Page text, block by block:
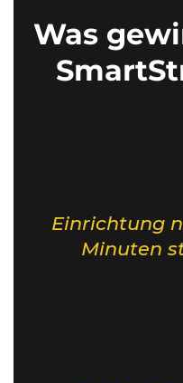
Was
Einrichtung
Minuten